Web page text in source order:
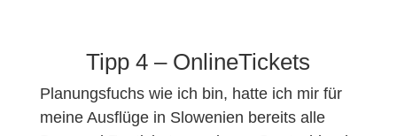
Tipp 4 – OnlineTickets
Planungsfuchs wie ich bin, hatte ich mir für
meine Ausflüge in Slowenien bereits alle